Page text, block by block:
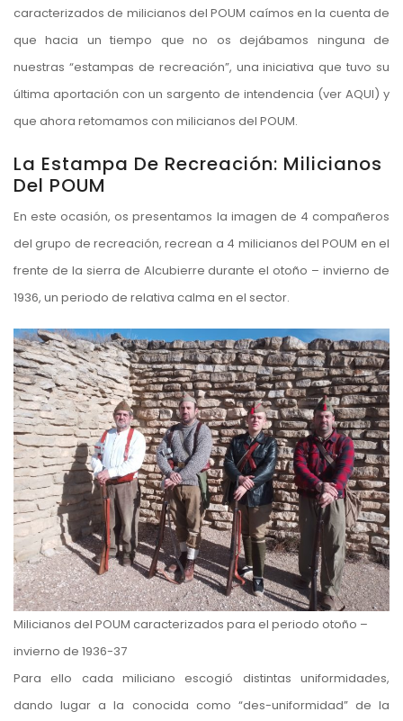
caracterizados de milicianos del POUM caímos en la cuenta de
que hacia un tiempo que no os dejábamos ninguna de
nuestras “estampas de recreación”, una iniciativa que tuvo su
última aportación con un sargento de intendencia (ver AQUI) y
que ahora retomamos con milicianos del POUM.
La Estampa De Recreación: Milicianos
Del POUM
En este ocasión, os presentamos la imagen de 4 compañeros
del grupo de recreación, recrean a 4 milicianos del POUM en el
frente de la sierra de Alcubierre durante el otoño – invierno de
1936, un periodo de relativa calma en el sector.
Milicianos del POUM caracterizados para el periodo otoño –
invierno de 1936-37
Para ello cada miliciano escogió distintas uniformidades,
dando lugar a la conocida como “des-uniformidad” de la